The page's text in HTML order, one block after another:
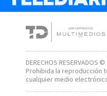
DERECHOS RESERVADOS
Prohibida la reproducción
cualquier medio